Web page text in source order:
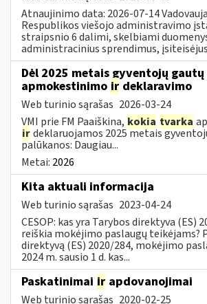
Atnaujinimo data: 2026-07-14
Respublikos viešojo administravimo
straipsnio 6 dalimi, skelbiami
administracinius sprendimus,
Dėl 2025 metais gyventojų
apmokestinimo ir deklaravimo
Web turinio sąrašas 2026-03-24
VMI prie FM Paaiškina, kokia tvarka
irdeklaruojamos 2025 metais
palūkanos: Daugiau...
Metai: 2026
Kita aktuali informacija
Web turinio sąrašas 2023-04-24
CESOP: kas yra Tarybos direktyva (ES)
reiškia mokėjimo paslaugų teikėjams?
direktyvą (ES) 2020/284, mokėjimo
2024 m. sausio 1 d. kas...
Paskatinimai ir apdovanojimai
Web turinio sąrašas 2020-02-25